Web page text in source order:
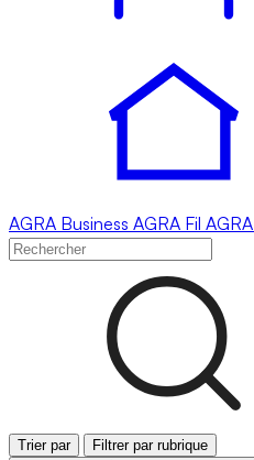
AGRA Business AGRA Fil AGRA
Trier par Filtrer par rubrique